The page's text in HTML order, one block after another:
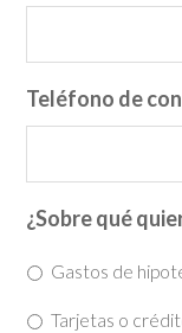
Teléfono de
¿Sobre qué
Gastos de
Tarjetas o